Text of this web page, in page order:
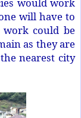
will have to
could be
as they are
nearest city